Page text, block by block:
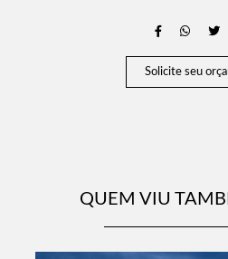
Solicite seu
QUEM VIU